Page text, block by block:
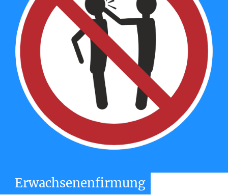
Erwachsenenfirmung